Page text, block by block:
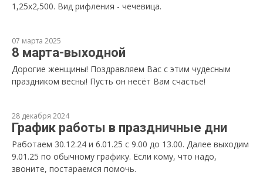
1,25х2,500. Вид рифления - чечевица.
07 марта 2025
8 марта-выходной
Дорогие женщины! Поздравляем Вас с этим чудесным
праздником весны! Пусть он несёт Вам счастье!
28 декабря 2024
График работы в праздничные дни
Работаем 30.12.24 и 6.01.25 с 9.00 до 13.00. Далее выходим
9.01.25 по обычному графику. Если кому, что надо,
звоните, постараемся помочь.